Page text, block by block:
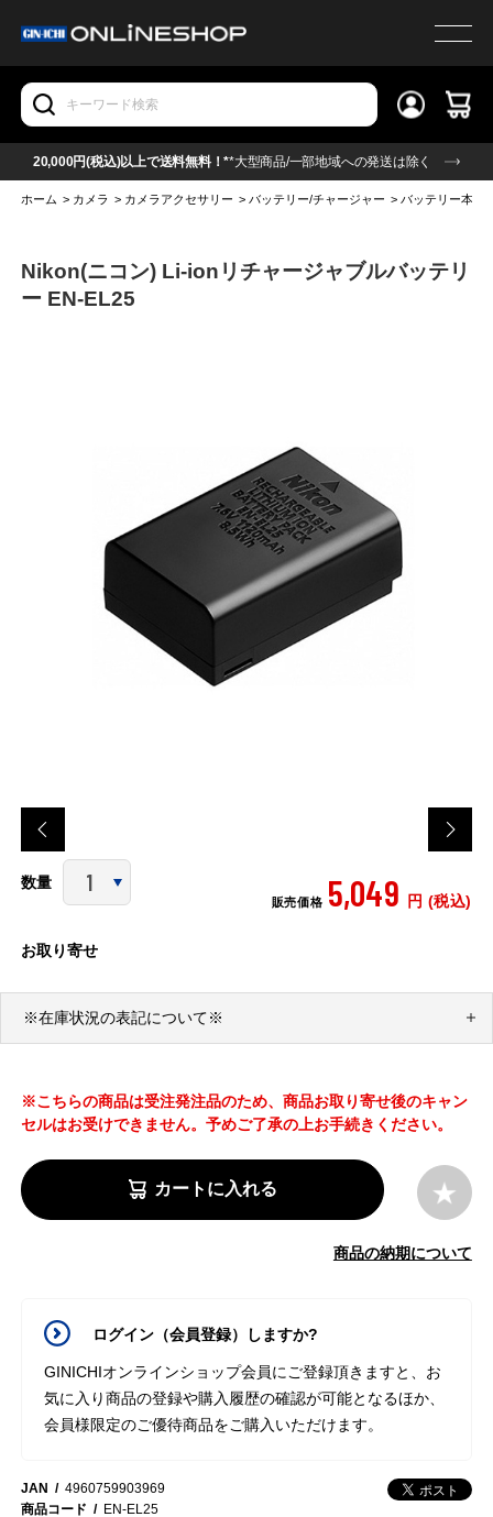
20,000円(税込)以上で送料無料！**大型商品/一部地域への発送は除く
ホーム > カメラ > カメラアクセサリー >バッテリー/チャージャー >バッテリー本体
Nikon(ニコン) Li-ionリチャージャブルバッテリ
ー EN-EL25
数量
販売価格 5,049 円 (税込)
お取り寄せ
※在庫状況の表記について※
※こちらの商品は受注発注品のため、商品お取り寄せ後のキャン
セルはお受けできません。予めご了承の上お手続きください。
カートに入れる
商品の納期について
ログイン（会員登録）しますか?
GINICHIオンラインショップ会員にご登録頂きますと、お
気に入り商品の登録や購入履歴の確認が可能となるほか、
会員様限定のご優待商品をご購入いただけます。
JAN
4960759903969
商品コード
EN-EL25